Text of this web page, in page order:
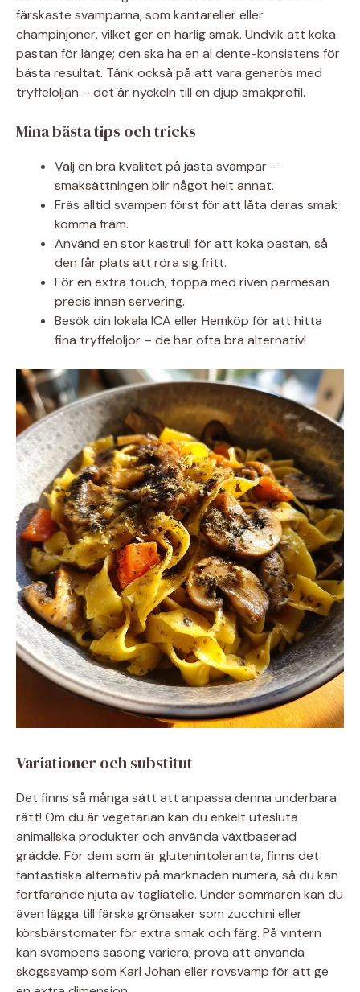
färskaste svamparna, som kantareller eller
champinjoner, vilket ger en härlig smak. Undvik att koka
pastan för länge; den ska ha en al dente-konsistens för
bästa resultat. Tänk också på att vara generös med
tryffeloljan – det är nyckeln till en djup smakprofil.
Mina bästa tips och tricks
Välj en bra kvalitet på jästa svampar –
smaksättningen blir något helt annat.
Fräs alltid svampen först för att låta deras smak
komma fram.
Använd en stor kastrull för att koka pastan, så
den får plats att röra sig fritt.
För en extra touch, toppa med riven parmesan
precis innan servering.
Besök din lokala ICA eller Hemköp för att hitta
fina tryffeloljor – de har ofta bra alternativ!
Variationer och substitut
Det finns så många sätt att anpassa denna underbara
rätt! Om du är vegetarian kan du enkelt utesluta
animaliska produkter och använda växtbaserad
grädde. För dem som är glutenintoleranta, finns det
fantastiska alternativ på marknaden numera, så du kan
fortfarande njuta av tagliatelle. Under sommaren kan du
även lägga till färska grönsaker som zucchini eller
körsbärstomater för extra smak och färg. På vintern
kan svampens säsong variera; prova att använda
skogssvamp som Karl Johan eller rovsvamp för att ge